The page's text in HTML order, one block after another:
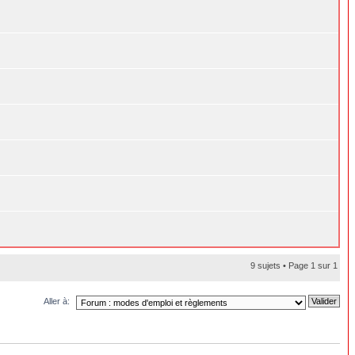
9 sujets • Page 1 sur 1
Aller à: